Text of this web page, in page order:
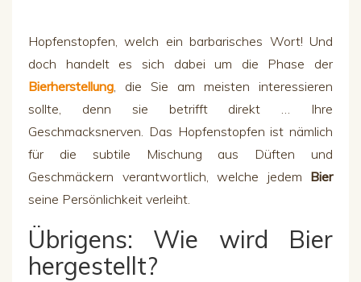
Hopfenstopfen, welch ein barbarisches Wort! Und
doch handeltes sich dabei um die Phase der
Bierherstellung , die Sie am meisten interessieren
sollte, denn sie betrifft direkt
… Ihre
Geschmacksnerven.
Das Hopfenstopfen ist nämlich
für die subtile Mischung aus Düften und
Geschmäckern verantwortlich, welche jedem Bier
seine Persönlichkeit verleiht.
Übrigens: Wie wird Bier
hergestellt?